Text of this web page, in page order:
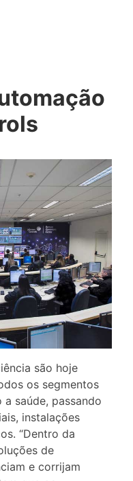
são hoje
os segmentos
saúde, passando
instalações
“Dentro da
de
e corrijam